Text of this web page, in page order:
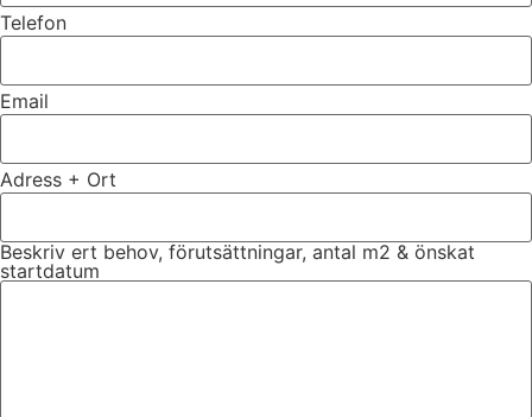
Telefon
Email
Adress + Ort
Beskriv ert behov, förutsättningar, antal m2 & önskat
startdatum